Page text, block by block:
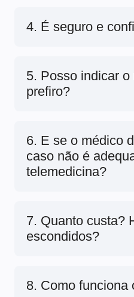
4. É seguro e
5. Posso indicar
prefiro?
6. E se o médico
caso não é
telemedicina?
7. Quanto custa?
escondidos?
8. Como funciona